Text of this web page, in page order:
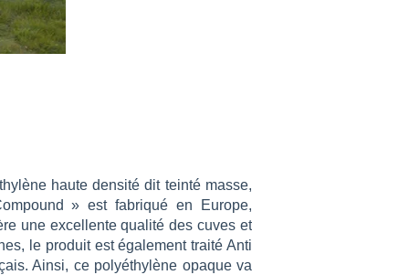
haute densité dit teinté masse,
» est fabriqué en Europe,
une excellente qualité des cuves et
le produit est également traité Anti
Ainsi, ce polyéthylène opaque va